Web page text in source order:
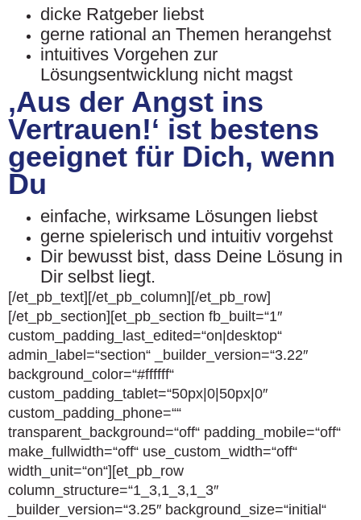
dicke Ratgeber liebst
gerne rational an Themen herangehst
intuitives Vorgehen zur
Lösungsentwicklung nicht magst
‚Aus der Angst ins
Vertrauen!‘ ist bestens
geeignet für Dich, wenn
Du
einfache, wirksame Lösungen liebst
gerne spielerisch und intuitiv vorgehst
Dir bewusst bist, dass Deine Lösung in
Dir selbst liegt.
[/et_pb_text][/et_pb_column][/et_pb_row]
[/et_pb_section][et_pb_section fb_built=“1″
custom_padding_last_edited=“on|desktop“
admin_label=“section“ _builder_version=“3.22″
background_color=“#ffffff“
custom_padding_tablet=“50px|0|50px|0″
custom_padding_phone=““
transparent_background=“off“ padding_mobile=“off“
make_fullwidth=“off“ use_custom_width=“off“
width_unit=“on“][et_pb_row
column_structure=“1_3,1_3,1_3″
_builder_version=“3.25″ background_size=“initial“